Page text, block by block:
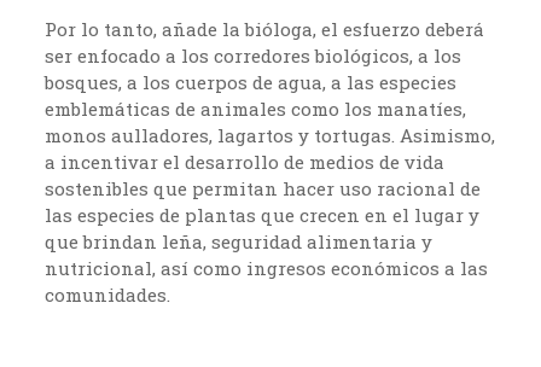
Por lo tanto, añade la bióloga, el esfuerzo deberá
ser enfocado a los corredores biológicos, a los
bosques, a los cuerpos de agua, a las especies
emblemáticas de animales como los manatíes,
monos aulladores, lagartos y tortugas. Asimismo,
a incentivar el desarrollo de medios de vida
sostenibles que permitan hacer uso racional de
las especies de plantas que crecen en el lugar y
que brindan leña, seguridad alimentaria y
nutricional, así como ingresos económicos a las
comunidades.